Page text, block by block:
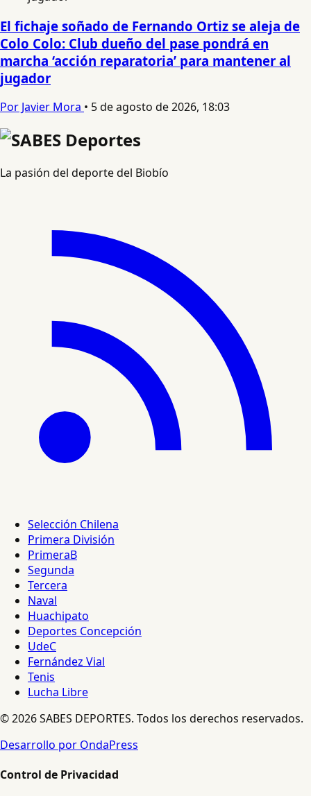
El fichaje soñado de Fernando Ortiz se aleja de
Colo Colo: Club dueño del pase pondrá en
marcha ‘acción reparatoria’ para mantener al
jugador
Por Javier Mora • 5 de agosto de 2026, 18:03
La pasión del deporte del Biobío
Selección Chilena
Primera División
PrimeraB
Segunda
Tercera
Naval
Huachipato
Deportes Concepción
UdeC
Fernández Vial
Tenis
Lucha Libre
© 2026 SABES DEPORTES. Todos los derechos reservados.
Desarrollo por OndaPress
Control de Privacidad